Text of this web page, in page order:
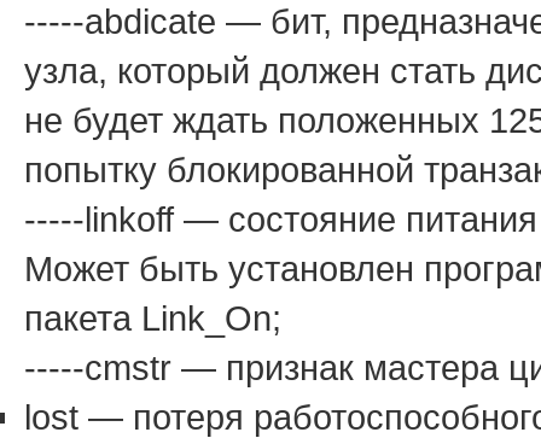
-----abdicate — бит,
узла, который должен стать
не будет ждать положенных
попытку блокированной
-----linkoff — состояние
Может быть установлен
пакета Link_On;
-----cmstr — признак мастера
lost — потеря